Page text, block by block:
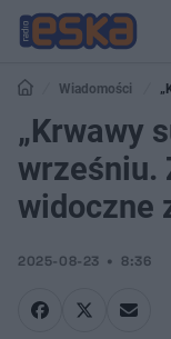
Wiadomości
będzie widoczne z Polski
„Krwawy
wrześniu.
widoczne
2025-08-23 8:36